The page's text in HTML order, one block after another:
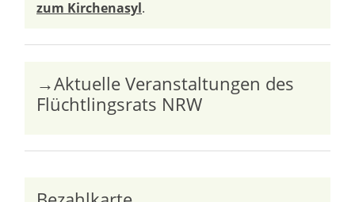
zum Kirchenasyl.
→Aktuelle Veranstaltungen des
Flüchtlingsrats NRW